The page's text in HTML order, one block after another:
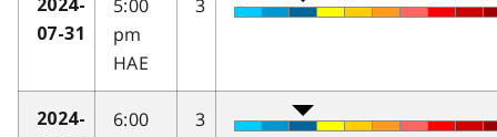
2024-
07-31
5:00
pm
HAE
3
2024-
6:00
3